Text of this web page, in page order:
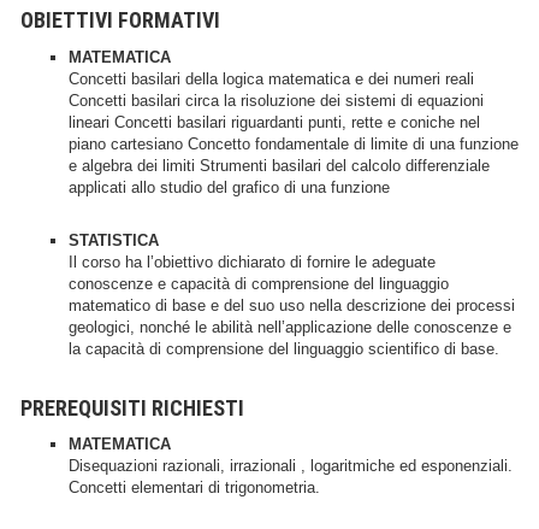
OBIETTIVI FORMATIVI
MATEMATICA
Concetti basilari della logica matematica e dei numeri reali
Concetti basilari circa la risoluzione dei sistemi di equazioni
lineari Concetti basilari riguardanti punti, rette e coniche nel
piano cartesiano Concetto fondamentale di limite di una funzione
e algebra dei limiti Strumenti basilari del calcolo differenziale
applicati allo studio del grafico di una funzione
STATISTICA
Il corso ha l’obiettivo dichiarato di fornire le adeguate
conoscenze e capacità di comprensione del linguaggio
matematico di base e del suo uso nella descrizione dei processi
geologici, nonché le abilità nell’applicazione delle conoscenze e
la capacità di comprensione del linguaggio scientifico di base.
PREREQUISITI RICHIESTI
MATEMATICA
Disequazioni razionali, irrazionali , logaritmiche ed esponenziali.
Concetti elementari di trigonometria.